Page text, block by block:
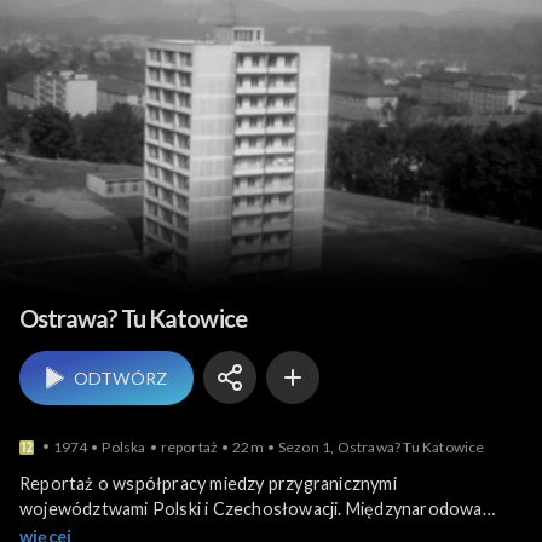
Przemysł i gospodarka
Ostrawa? Tu Katowice
ODTWÓRZ
1974 Polska reportaż 22m Sezon 1, Ostrawa? Tu Katowice
Reportaż o współpracy miedzy przygranicznymi
województwami Polski i Czechosłowacji. Międzynarodowa
centrala telefoniczna, połączenia między Ostrawą i Katowicami.
więcej